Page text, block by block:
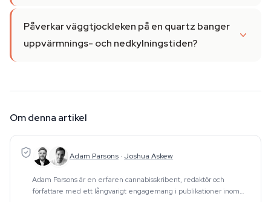
Påverkar väggtjockleken på en quartz banger
uppvärmnings- och nedkylningstiden?
Om denna artikel
Adam Parsons · Joshua Askew
Adam Parsons är en erfaren cannabisskribent, redaktör och
författare med ett långvarigt engagemang i publikationer inom